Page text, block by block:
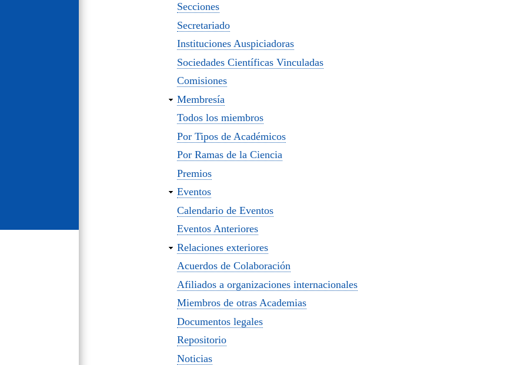
Secciones
Secretariado
Instituciones Auspiciadoras
Sociedades Científicas Vinculadas
Comisiones
Membresía
Todos los miembros
Por Tipos de Académicos
Por Ramas de la Ciencia
Premios
Eventos
Calendario de Eventos
Eventos Anteriores
Relaciones exteriores
Acuerdos de Colaboración
Afiliados a organizaciones internacionales
Miembros de otras Academias
Documentos legales
Repositorio
Noticias